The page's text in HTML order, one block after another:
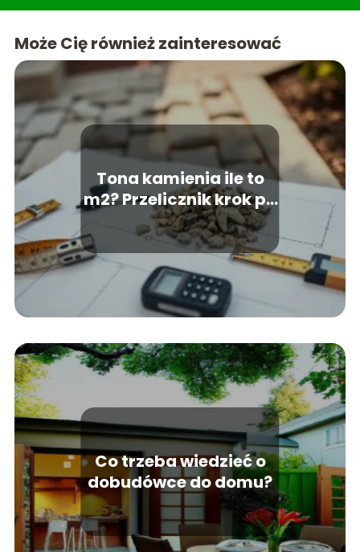
domu jeszcze przyjemniejszym. Teraso to miejsce,
idealne kompendium dla każdego miłośnika
pięknych i funkcjonalnych przestrzeni.
Może Cię również zainteresować
Tona kamienia ile to
m2? Przelicznik krok po
kroku
Co trzeba wiedzieć o
dobudówce do domu?